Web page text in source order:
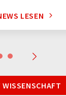
LESEN
WISSENSCHAFT